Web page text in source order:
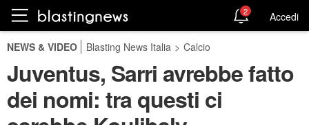
2 Accedi
NEWS & VIDEO Blasting News Italia > Calcio
Juventus, Sarri avrebbe fatto
dei nomi: tra questi ci